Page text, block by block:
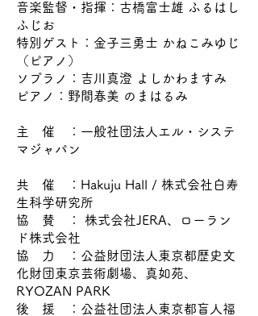
音楽監督・指揮：古橋富士雄 ふるはし
ふじお
特別ゲスト：金子三勇士 かねこみゆじ
（ピアノ）
ソプラノ：吉川真澄 よしかわますみ
ピアノ：野間春美 のまはるみ
主 催 ：一般社団法人エル・システ
マジャパン
​共 催 ：Hakuju Hall / 株式会社白寿
生科学研究所
​協 賛 ： 株式会社JERA、ローラン
ド株式会社
​​​協 力 ：公益財団法人東京都歴史文
化財団東京芸術劇場、真如苑、
RYOZAN PARK
​後 援 ：公益社団法人東京都盲人福